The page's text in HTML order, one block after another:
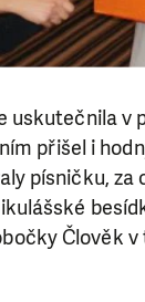
uskutečnila
přišel i
písničku, za
Člověk